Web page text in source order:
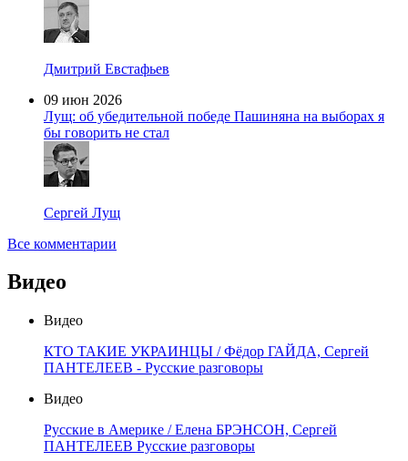
Дмитрий Евстафьев
09 июн 2026
Лущ: об убедительной победе Пашиняна на выборах я
бы говорить не стал
Сергей Лущ
Все комментарии
Видео
Видео
КТО ТАКИЕ УКРАИНЦЫ / Фёдор ГАЙДА, Сергей
ПАНТЕЛЕЕВ - Русские разговоры
Видео
Русские в Америке / Елена БРЭНСОН, Сергей
ПАНТЕЛЕЕВ Русские разговоры